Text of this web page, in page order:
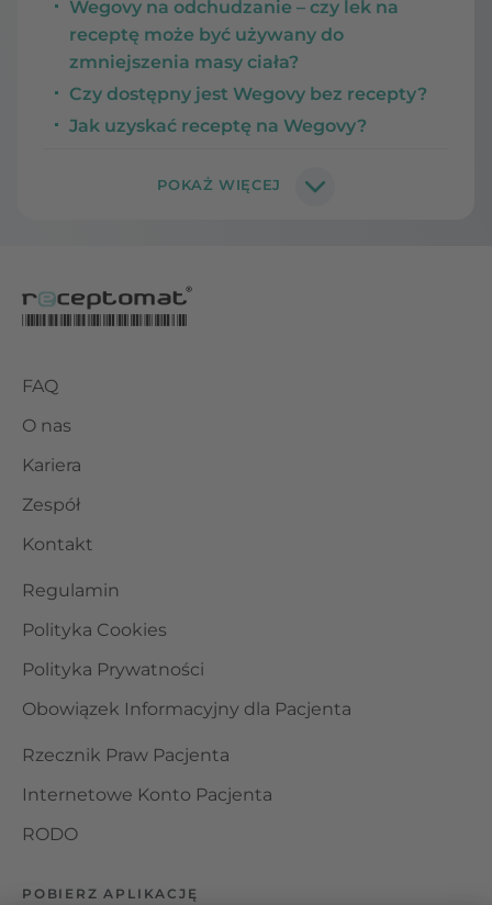
Wegovy na odchudzanie – czy lek na
receptę może być używany do
zmniejszenia masy ciała?
Czy dostępny jest Wegovy bez recepty?
Jak uzyskać receptę na Wegovy?
FAQ
O nas
Kariera
Zespół
Kontakt
Regulamin
Polityka Cookies
Polityka Prywatności
Obowiązek Informacyjny dla Pacjenta
Rzecznik Praw Pacjenta
Internetowe Konto Pacjenta
RODO
POBIERZ APLIKACJĘ